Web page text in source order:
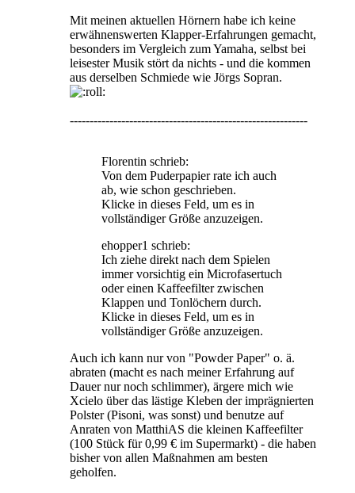
Mit meinen aktuellen Hörnern habe ich keine
erwähnenswerten Klapper-Erfahrungen gemacht,
besonders im Vergleich zum Yamaha, selbst bei
leisester Musik stört da nichts - und die kommen
aus derselben Schmiede wie Jörgs Sopran.
------------------------------------------------------------
Florentin schrieb:
Von dem Puderpapier rate ich auch
ab, wie schon geschrieben.
Klicke in dieses Feld, um es in
vollständiger Größe anzuzeigen.
ehopper1 schrieb:
Ich ziehe direkt nach dem Spielen
immer vorsichtig ein Microfasertuch
oder einen Kaffeefilter zwischen
Klappen und Tonlöchern durch.
Klicke in dieses Feld, um es in
vollständiger Größe anzuzeigen.
Auch ich kann nur von "Powder Paper" o. ä.
abraten (macht es nach meiner Erfahrung auf
Dauer nur noch schlimmer), ärgere mich wie
Xcielo über das lästige Kleben der imprägnierten
Polster (Pisoni, was sonst) und benutze auf
Anraten von MatthiAS die kleinen Kaffeefilter
(100 Stück für 0,99 € im Supermarkt) - die haben
bisher von allen Maßnahmen am besten
geholfen.